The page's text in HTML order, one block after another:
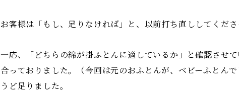
お客様は「もし、足りなければ」と、以前打ち直ししてくだ
一応、「どちらの綿が掛ふとんに適しているか」と確認させ
合っておりました。（今回は元のおふとんが、ベビーふとん
うど足りました。